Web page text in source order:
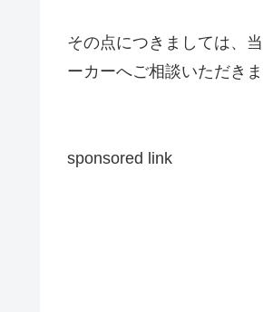
その点につきましては、
ーカーへご相談いただき
sponsored link